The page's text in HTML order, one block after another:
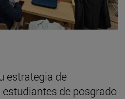
estrategia de
de posgrado